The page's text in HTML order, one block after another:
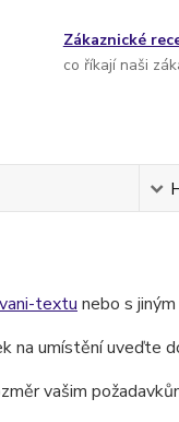
Zákaznické
co říkají naši
textu nebo s
umístění uveďte
vašim